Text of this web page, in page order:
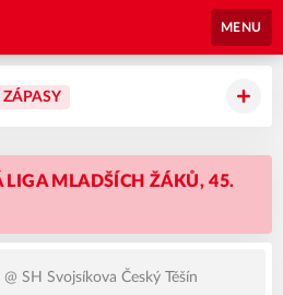
MENU
ZÁPASY
LIGA MLADŠÍCH ŽÁKŮ, 45.
@ SH Svojsíkova Český Těšín